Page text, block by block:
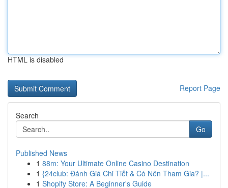
HTML is disabled
Report Page
Search
Go
Published News
1 88m: Your Ultimate Online Casino Destination
1 {24club: Đánh Giá Chi Tiết & Có Nên Tham Gia? |...
1 Shopify Store: A Beginner's Guide